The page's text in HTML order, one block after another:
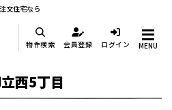
文住宅なら
物件検索 会員登録 ログイン MENU
西5丁目